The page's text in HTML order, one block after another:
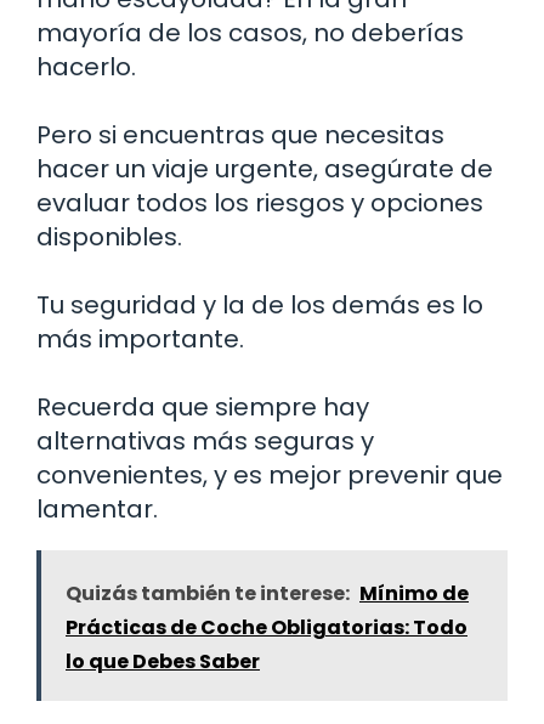
mayoría de los casos, no deberías
hacerlo.
Pero si encuentras que necesitas
hacer un viaje urgente, asegúrate de
evaluar todos los riesgos y opciones
disponibles.
Tu seguridad y la de los demás es lo
más importante.
Recuerda que siempre hay
alternativas más seguras y
convenientes, y es mejor prevenir que
lamentar.
Quizás también te interese: Mínimo de
Prácticas de Coche Obligatorias: Todo
lo que Debes Saber